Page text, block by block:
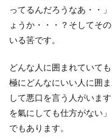
ってるんだろうなあ・・
ょうか・・・？そしてそ
いる筈です。
どんな人に囲まれていて
極にどんなにいい人に囲
して悪口を言う人がいま
を氣にしても仕方がない
でもあります。